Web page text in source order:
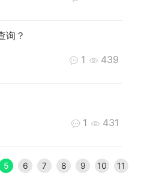
询？
1 439
1 431
5 6 7 8 9 10
11